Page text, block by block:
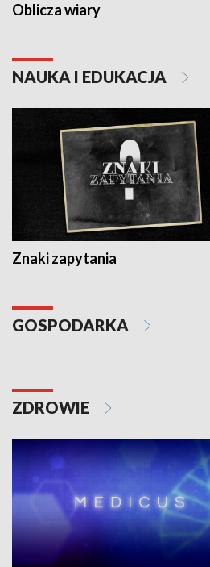
Oblicza wiary
NAUKA I EDUKACJA
Znaki zapytania
GOSPODARKA
ZDROWIE